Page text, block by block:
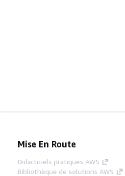
Mise En Route
Didacticiels pratiques AWS
Bibliothèque de solutions AWS